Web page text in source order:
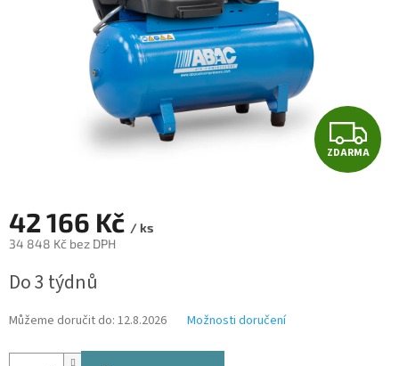
Z
D
ZDARMA
42 166 Kč / ks
34 848 Kč bez DPH
cena:
Do 3 týdnů
Můžeme doručit do: 12.8.2026 Možnosti doručení